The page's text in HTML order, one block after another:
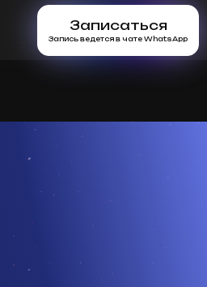
Записаться
Запись ведется в чате WhatsApp